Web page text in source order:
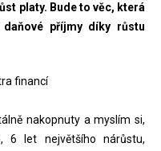
platy. Bude to věc, která
daňové příjmy díky růstu
financí
nakopnuty a myslím si,
6 let největšího nárůstu,